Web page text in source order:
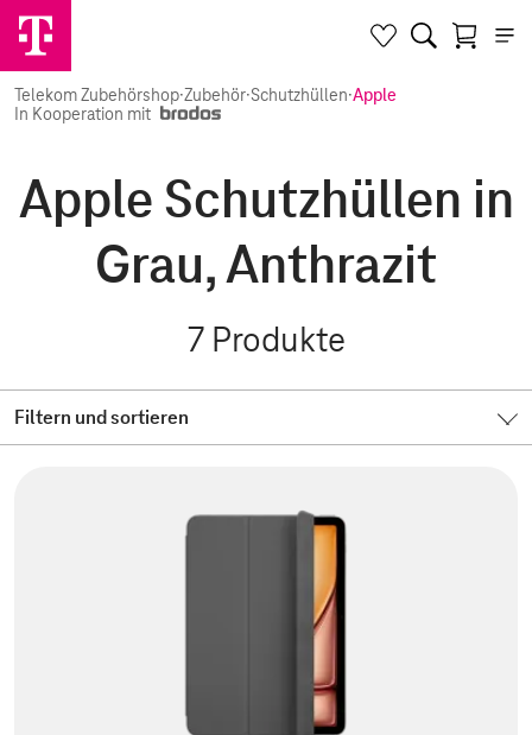
Telekom Zubehörshop·Zubehör·Schutzhüllen·Apple
In Kooperation mit
Apple Schutzhüllen in
Grau, Anthrazit
7 Produkte
Filtern und sortieren